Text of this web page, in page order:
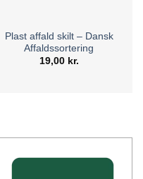
Plast affald skilt – Dansk
Affaldssortering
19,00 kr.